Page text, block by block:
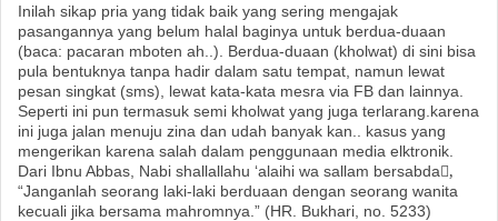
Inilah sikap pria yang tidak baik yang sering mengajak
pasangannya yang belum halal baginya untuk berdua-duaan
(baca: pacaran mboten ah..). Berdua-duaan (kholwat) di sini bisa
pula bentuknya tanpa hadir dalam satu tempat, namun lewat
pesan singkat (sms), lewat kata-kata mesra via FB dan lainnya.
Seperti ini pun termasuk semi kholwat yang juga terlarang.karena
ini juga jalan menuju zina dan udah banyak kan.. kasus yang
mengerikan karena salah dalam penggunaan media elktronik.
Dari Ibnu Abbas, Nabi shallallahu ‘alaihi wa sallam bersabda,ٍ
“Janganlah seorang laki-laki berduaan dengan seorang wanita
kecuali jika bersama mahromnya.” (HR. Bukhari, no. 5233)